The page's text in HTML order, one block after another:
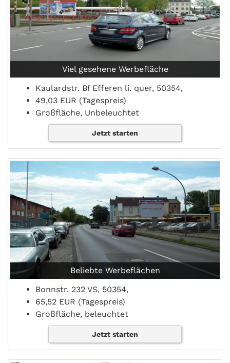
Viel gesehene Werbefläche
Kaulardstr. Bf Efferen li. quer, 50354,
49,03 EUR (Tagespreis)
Großfläche, Unbeleuchtet
Jetzt starten
Beliebte Werbeflächen
Bonnstr. 232 VS, 50354,
65,52 EUR (Tagespreis)
Großfläche, beleuchtet
Jetzt starten